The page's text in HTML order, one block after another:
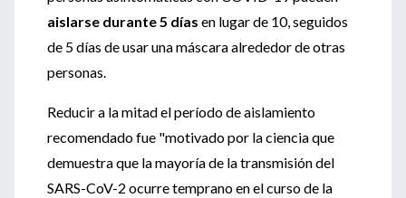
aislarse durante 5 días en lugar de 10, seguidos
de 5 días de usar una máscara alrededor de otras
personas.
Reducir a la mitad el período de aislamiento
recomendado fue "motivado por la ciencia que
demuestra que la mayoría de la transmisión del
SARS-CoV-2 ocurre temprano en el curso de la